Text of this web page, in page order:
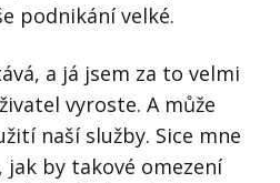
podnikání velké.
a já jsem za to velmi
vyroste. A může
naší služby. Sice mne
jak by takové omezení